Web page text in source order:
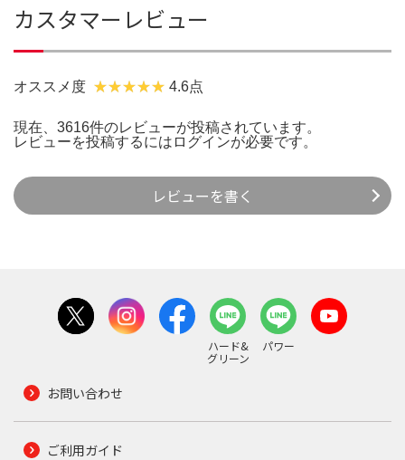
カスタマーレビュー
オススメ度 4.6点
現在、3616件のレビューが投稿されています。
レビューを投稿するには ログインが必要です。
レビューを書く
ハード&
グリーン
パワー
お問い合わせ
ご利用ガイド